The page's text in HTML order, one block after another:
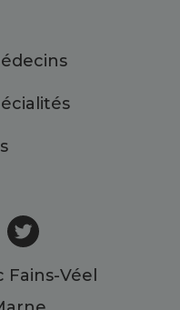
Véel